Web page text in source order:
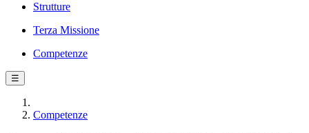
Strutture
Terza Missione
Competenze
☰
Competenze